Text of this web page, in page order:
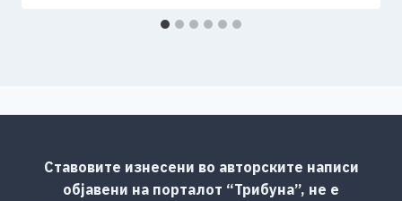
Ставовите изнесени во авторските написи
објавени на порталот “Трибуна”, не е